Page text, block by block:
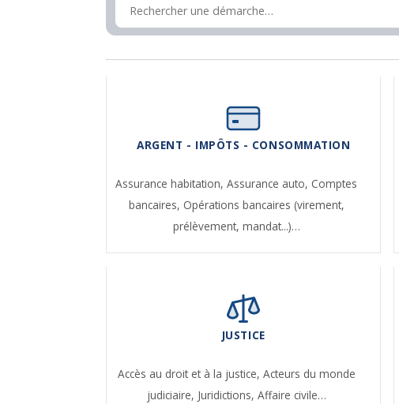
ARGENT - IMPÔTS - CONSOMMATION
Assurance habitation,Assurance auto, Comptes
bancaires, Opérations bancaires (virement,
prélèvement, mandat...)…
JUSTICE
Accès au droit et à la justice, Acteurs du monde
judiciaire, Juridictions, Affaire civile…